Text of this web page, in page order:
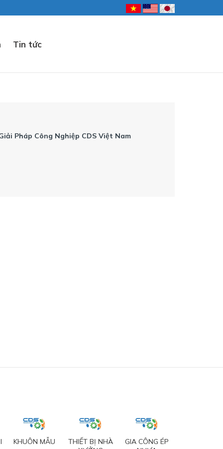
Tin tức
Pháp Công Nghiệp CDS Việt Nam
KHUÔN MẪU
THIẾT BỊ NHÀ
GIA CÔNG ÉP